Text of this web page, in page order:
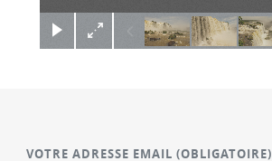
VOTRE ADRESSE EMAIL(OBLIGATOIRE)